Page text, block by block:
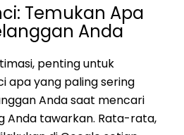
Temukan Apa
Anda
penting untuk
apa yang paling sering
Anda saat mencari
Anda tawarkan. Rata-rata,